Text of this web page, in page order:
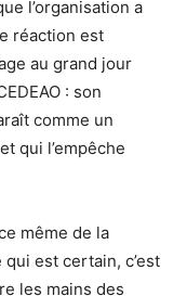
l’organisation a
réaction est
au grand jour
: son
comme un
qui l’empêche
même de la
qui est certain, c’est
les mains des